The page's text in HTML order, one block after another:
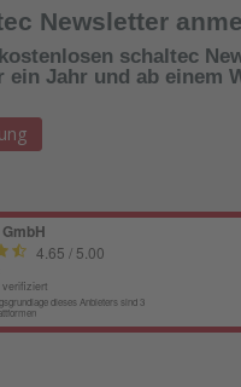
Newsletter
schaltec
Jahr und ab einem